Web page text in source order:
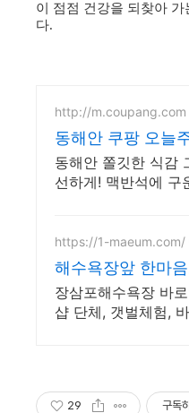
이 점점 건강을 되찾아 가
다.
http://m.coupang.com
동해안 쿠팡 오늘
동해안 쫄깃한 식감
선하게! 맥반석에 구
https://1-maeum.com/
해수욕장앞 한마
핑장
장삼포해수욕장 바
샵 단체, 갯벌체험,
29 구독